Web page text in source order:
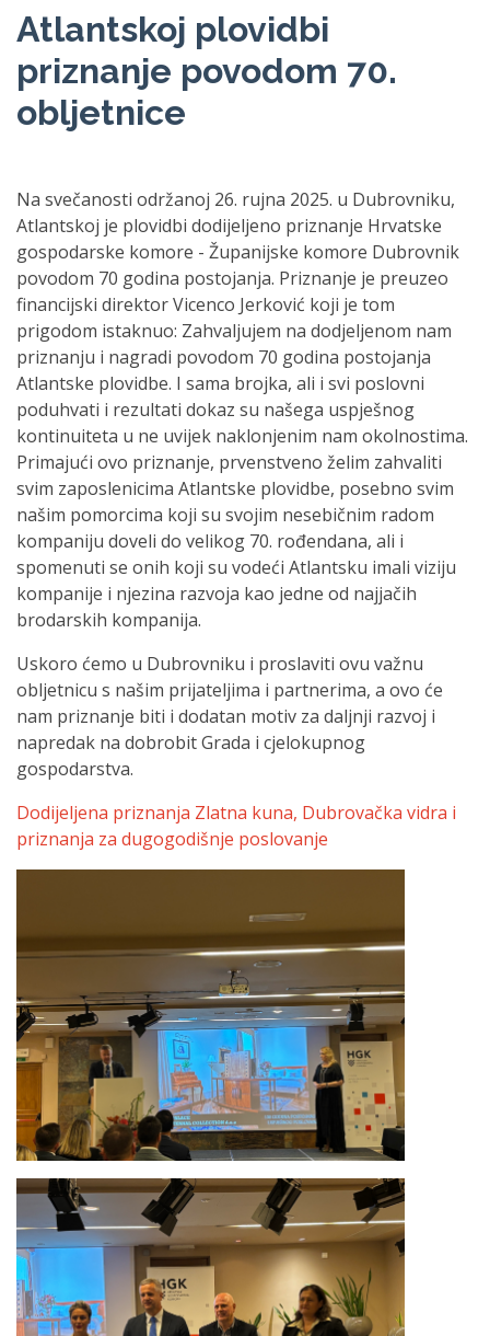
Atlantskoj plovidbi
priznanje povodom 70.
obljetnice
Na svečanosti održanoj 26. rujna 2025. u Dubrovniku,
Atlantskoj je plovidbi dodijeljeno priznanje Hrvatske
gospodarske komore - Županijske komore Dubrovnik
povodom 70 godina postojanja. Priznanje je preuzeo
financijski direktor Vicenco Jerković koji je tom
prigodom istaknuo: Zahvaljujem na dodjeljenom nam
priznanju i nagradi povodom 70 godina postojanja
Atlantske plovidbe. I sama brojka, ali i svi poslovni
poduhvati i rezultati dokaz su našega uspješnog
kontinuiteta u ne uvijek naklonjenim nam okolnostima.
Primajući ovo priznanje, prvenstveno želim zahvaliti
svim zaposlenicima Atlantske plovidbe, posebno svim
našim pomorcima koji su svojim nesebičnim radom
kompaniju doveli do velikog 70. rođendana, ali i
spomenuti se onih koji su vodeći Atlantsku imali viziju
kompanije i njezina razvoja kao jedne od najjačih
brodarskih kompanija.
Uskoro ćemo u Dubrovniku i proslaviti ovu važnu
obljetnicu s našim prijateljima i partnerima, a ovo će
nam priznanje biti i dodatan motiv za daljnji razvoj i
napredak na dobrobit Grada i cjelokupnog
gospodarstva.
Dodijeljena priznanja Zlatna kuna, Dubrovačka vidra i
priznanja za dugogodišnje poslovanje